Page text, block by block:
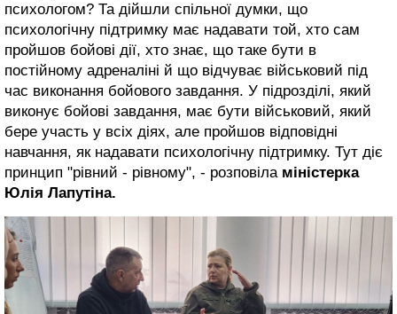
психологом? Та дійшли спільної думки, що
психологічну підтримку має надавати той, хто сам
пройшов бойові дії, хто знає, що таке бути в
постійному адреналіні й що відчуває військовий під
час виконання бойового завдання. У підрозділі, який
виконує бойові завдання, має бути військовий, який
бере участь у всіх діях, але пройшов відповідні
навчання, як надавати психологічну підтримку. Тут діє
принцип "рівний - рівному", - розповіла міністерка
Юлія Лапутіна.